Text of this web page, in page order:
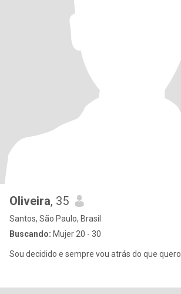
Oliveira, 35
Santos, São Paulo, Brasil
Buscando: Mujer 20 - 30
Sou decidido e sempre vou atrás do que quero